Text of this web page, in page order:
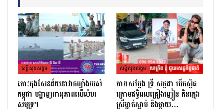
សន្តិសុខសង្គម
កោះកុងសែនជ័យនាវាចម្បាំងរបស់
កម្ពុជា បង្ហាញអានុភាពលើលំហ
សមុទ្រ។
សន្តិសុខសង្គម
តារាសម្ដែង ទ្រី សក្កដា បើកស្ថិត
ក្រោមឥទ្ធិពលគ្រឿងញៀន កិនក្មេង
ស្រីម្នាក់ស្លាប់ និងម្ដាយ…